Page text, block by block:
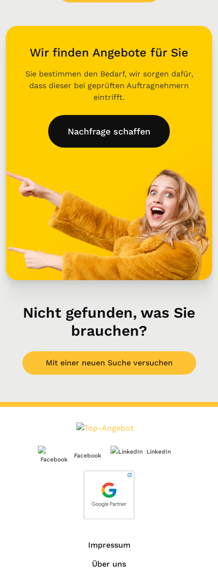
Wir finden Angebote für Sie
Sie bestimmen den Bedarf, wir sorgen dafür,
dass dieser bei geprüften Auftragnehmern
eintrifft.
Nachfrage schaffen
Nicht gefunden, was Sie
brauchen?
Mit einer neuen Suche versuchen
Facebook
LinkedIn
Impressum
Über uns